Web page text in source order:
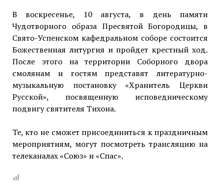
В воскресенье, 10 августа, в день памяти
Чудотворного образа Пресвятой Богородицы, в
Свято-Успенском кафедральном соборе состоится
Божественная литургия и пройдет крестный ход.
После этого на территории Соборного двора
смолянам и гостям представят литературно-
музыкальную постановку «Хранитель Церкви
Русской», посвященную исповедническому
подвигу святителя Тихона.
Те, кто не сможет присоединиться к праздничным
мероприятиям, могут посмотреть трансляцию на
телеканалах «Союз» и «Спас».